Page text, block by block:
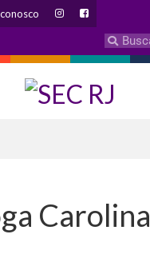
– Comissão Eleitoral
Carolina